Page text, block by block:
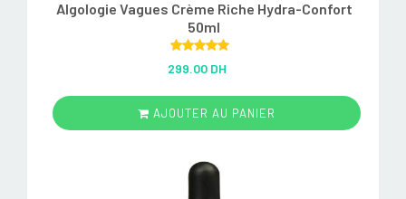
Algologie Vagues Crème Riche Hydra-Confort
50ml
out of 5
299.00 DH
AJOUTER AU PANIER